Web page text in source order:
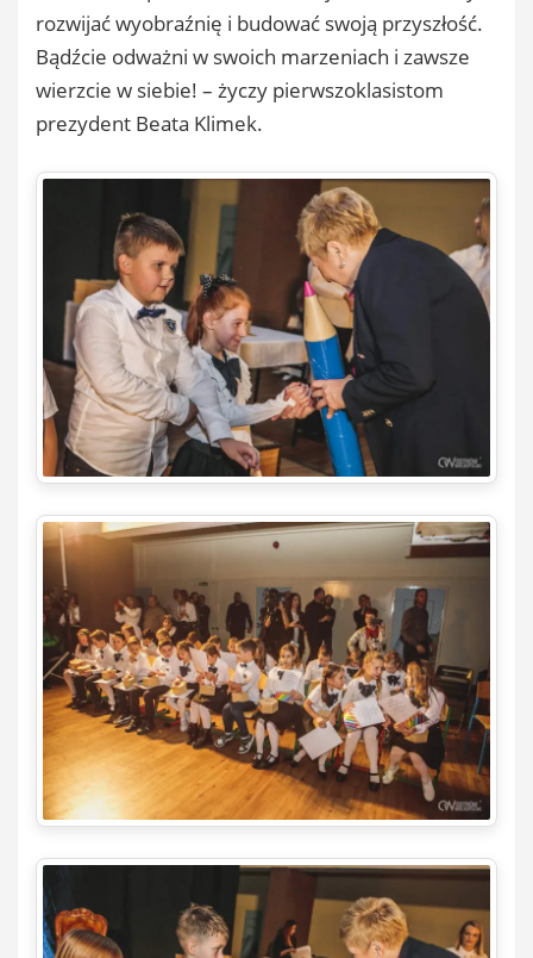
rozwijać wyobraźnię i budować swoją przyszłość.
Bądźcie odważni w swoich marzeniach i zawsze
wierzcie w siebie! – życzy pierwszoklasistom
prezydent Beata Klimek.